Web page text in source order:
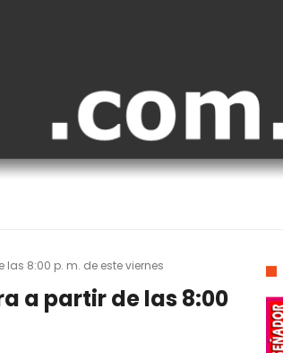
8:00 p. m. de este viernes
a partir de las 8:00